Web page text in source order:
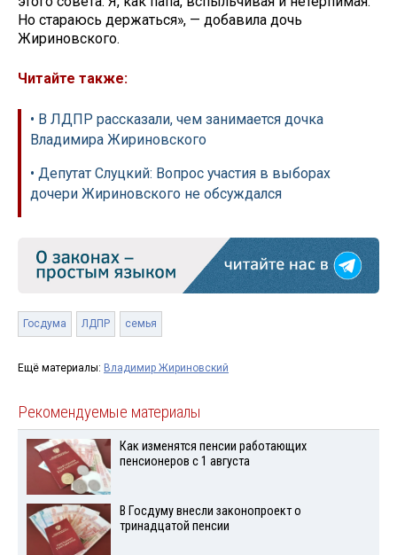
Но стараюсь держаться», — добавила дочь
Жириновского.
Читайте также:
• В ЛДПР рассказали, чем занимается дочка
Владимира Жириновского
• Депутат Слуцкий: Вопрос участия в выборах
дочери Жириновского не обсуждался
Госдума ЛДПР семья
Ещё материалы: Владимир Жириновский
Рекомендуемые материалы
Как изменятся пенсии работающих
пенсионеров с 1 августа
В Госдуму внесли законопроект о
тринадцатой пенсии